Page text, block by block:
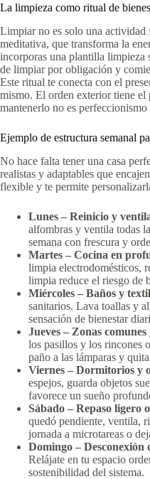
La limpieza como ritual de
Limpiar no es solo una actividad
meditativa, que transforma la
incorporas una plantilla limpieza
de limpiar por obligación y
Este ritual te conecta con el
mismo. El orden exterior tiene el
mantenerlo no es
Ejemplo de estructura semanal
No hace falta tener una casa
realistas y adaptables que
flexible y te permite
Lunes – Reinicio y
alfombras y ventila todas
semana con frescura y
Martes – Cocina en
limpia electrodomésticos,
limpia reduce el riesgo de
Miércoles – Baños y
sanitarios. Lava toallas y
sensación de bienestar
Jueves – Zonas
los pasillos y los rincones
paño a las lámparas y
Viernes – Dormitorios y
espejos, guarda objetos
favorece un sueño
Sábado – Repaso ligero
quedó pendiente, ventila,
jornada a microtareas o
Domingo – Desconexión
Relájate en tu espacio
sostenibilidad del sistema.